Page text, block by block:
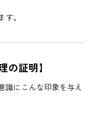
。
の証明】
識にこんな印象を与え